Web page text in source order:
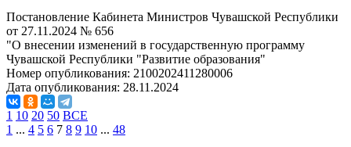
Постановление Кабинета Министров Чувашской Республики
от 27.11.2024 № 656
"О внесении изменений в государственную программу
Чувашской Республики "Развитие образования"
Номер опубликования: 2100202411280006
Дата опубликования: 28.11.2024
1 10 20 50 ВСЕ
1 ... 4 5 6 7 8 9 10 ... 48